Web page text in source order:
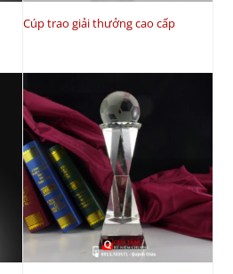
Cúp trao giải thưởng cao cấp